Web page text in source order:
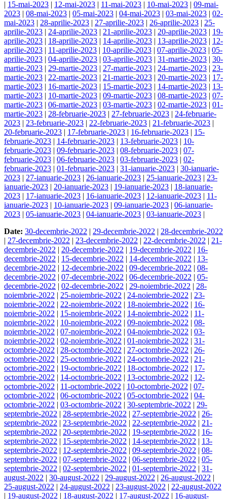
| 15-mai-2023 | 12-mai-2023 | 11-mai-2023 | 10-mai-2023 | 09-mai-
2023 | 08-mai-2023 | 05-mai-2023 | 04-mai-2023 | 03-mai-2023 | 02-
mai-2023 | 28-aprilie-2023 | 27-aprilie-2023 | 26-aprilie-2023 | 25-
aprilie-2023 | 24-aprilie-2023 | 21-aprilie-2023 | 20-aprilie-2023 | 19-
aprilie-2023 | 18-aprilie-2023 | 14-aprilie-2023 | 13-aprilie-2023 | 12-
aprilie-2023 | 11-aprilie-2023 | 10-aprilie-2023 | 07-aprilie-2023 | 05-
aprilie-2023 | 04-aprilie-2023 | 03-aprilie-2023 | 31-martie-2023 | 30-
martie-2023 | 29-martie-2023 | 27-martie-2023 | 24-martie-2023 | 23-
martie-2023 | 22-martie-2023 | 21-martie-2023 | 20-martie-2023 | 17-
martie-2023 | 16-martie-2023 | 15-martie-2023 | 14-martie-2023 | 13-
martie-2023 | 10-martie-2023 | 09-martie-2023 | 08-martie-2023 | 07-
martie-2023 | 06-martie-2023 | 03-martie-2023 | 02-martie-2023 | 01-
martie-2023 | 28-februarie-2023 | 27-februarie-2023 | 24-februarie-
2023 | 23-februarie-2023 | 22-februarie-2023 | 21-februarie-2023 |
20-februarie-2023 | 17-februarie-2023 | 16-februarie-2023 | 15-
februarie-2023 | 14-februarie-2023 | 13-februarie-2023 | 10-
februarie-2023 | 09-februarie-2023 | 08-februarie-2023 | 07-
februarie-2023 | 06-februarie-2023 | 03-februarie-2023 | 02-
februarie-2023 | 01-februarie-2023 | 31-ianuarie-2023 | 30-ianuarie-
2023 | 27-ianuarie-2023 | 26-ianuarie-2023 | 25-ianuarie-2023 | 23-
ianuarie-2023 | 20-ianuarie-2023 | 19-ianuarie-2023 | 18-ianuarie-
2023 | 17-ianuarie-2023 | 16-ianuarie-2023 | 12-ianuarie-2023 | 11-
ianuarie-2023 | 10-ianuarie-2023 | 09-ianuarie-2023 | 06-ianuarie-
2023 | 05-ianuarie-2023 | 04-ianuarie-2023 | 03-ianuarie-2023 |
Date: 30-decembrie-2022 | 29-decembrie-2022 | 28-decembrie-2022
| 27-decembrie-2022 | 23-decembrie-2022 | 22-decembrie-2022 | 21-
decembrie-2022 | 20-decembrie-2022 | 19-decembrie-2022 | 16-
decembrie-2022 | 15-decembrie-2022 | 14-decembrie-2022 | 13-
decembrie-2022 | 12-decembrie-2022 | 09-decembrie-2022 | 08-
decembrie-2022 | 07-decembrie-2022 | 06-decembrie-2022 | 05-
decembrie-2022 | 02-decembrie-2022 | 29-noiembrie-2022 | 28-
noiembrie-2022 | 25-noiembrie-2022 | 24-noiembrie-2022 | 23-
noiembrie-2022 | 22-noiembrie-2022 | 18-noiembrie-2022 | 16-
noiembrie-2022 | 15-noiembrie-2022 | 14-noiembrie-2022 | 11-
noiembrie-2022 | 10-noiembrie-2022 | 09-noiembrie-2022 | 08-
noiembrie-2022 | 07-noiembrie-2022 | 04-noiembrie-2022 | 03-
noiembrie-2022 | 02-noiembrie-2022 | 01-noiembrie-2022 | 31-
octombrie-2022 | 28-octombrie-2022 | 27-octombrie-2022 | 26-
octombrie-2022 | 25-octombrie-2022 | 24-octombrie-2022 | 21-
octombrie-2022 | 19-octombrie-2022 | 18-octombrie-2022 | 17-
octombrie-2022 | 14-octombrie-2022 | 13-octombrie-2022 | 12-
octombrie-2022 | 11-octombrie-2022 | 10-octombrie-2022 | 07-
octombrie-2022 | 06-octombrie-2022 | 05-octombrie-2022 | 04-
octombrie-2022 | 03-octombrie-2022 | 30-septembrie-2022 | 29-
septembrie-2022 | 28-septembrie-2022 | 27-septembrie-2022 | 26-
septembrie-2022 | 23-septembrie-2022 | 22-septembrie-2022 | 21-
septembrie-2022 | 20-septembrie-2022 | 19-septembrie-2022 | 16-
septembrie-2022 | 15-septembrie-2022 | 14-septembrie-2022 | 13-
septembrie-2022 | 12-septembrie-2022 | 09-septembrie-2022 | 08-
septembrie-2022 | 07-septembrie-2022 | 06-septembrie-2022 | 05-
septembrie-2022 | 02-septembrie-2022 | 01-septembrie-2022 | 31-
august-2022 | 30-august-2022 | 29-august-2022 | 26-august-2022 |
25-august-2022 | 24-august-2022 | 23-august-2022 | 22-august-2022
| 19-august-2022 | 18-august-2022 | 17-august-2022 | 16-august-